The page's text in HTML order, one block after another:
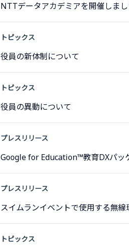
NTTデータアカデミアを開催しま
トピックス
役員の新体制について
トピックス
役員の異動について
プレスリリース
Google for Education™教育DXパッ
プレスリリース
スイムランイベントで使用する無
トピックス